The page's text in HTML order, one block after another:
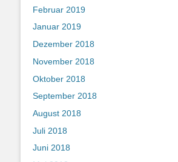
Februar 2019
Januar 2019
Dezember 2018
November 2018
Oktober 2018
September 2018
August 2018
Juli 2018
Juni 2018